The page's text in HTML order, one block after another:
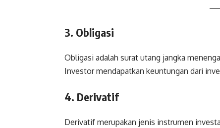
3. Obligasi
Obligasi adalah surat utang jangka
Investor mendapatkan keuntungan dari
4. Derivatif
Derivatif merupakan jenis instrumen